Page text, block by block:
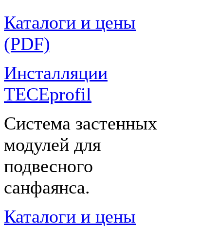
Каталоги и цены
(PDF)
Инсталляции
TECEprofil
Система застенных
модулей для
подвесного
санфаянса.
Каталоги и цены